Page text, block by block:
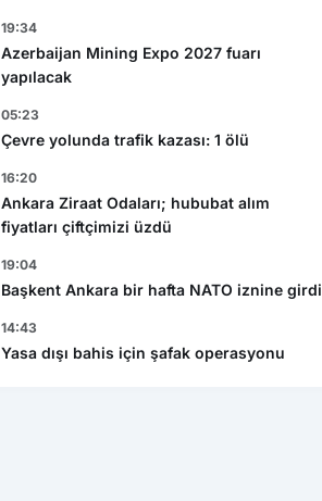
19:34
Azerbaijan Mining Expo 2027 fuarı
yapılacak
05:23
Çevre yolunda trafik kazası: 1 ölü
16:20
Ankara Ziraat Odaları; hububat alım
fiyatları çiftçimizi üzdü
19:04
Başkent Ankara bir hafta NATO iznine girdi
14:43
Yasa dışı bahis için şafak operasyonu